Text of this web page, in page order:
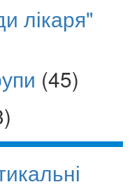
лікаря"
(45)